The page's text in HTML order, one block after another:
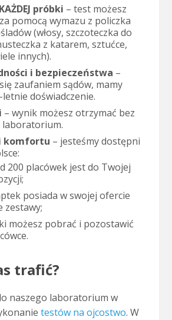
próbki – test możesz
pomocą wymazu z policzka
(włosy, szczoteczka do
z katarem, sztućce,
innych).
i bezpieczeństwa –
zaufaniem sądów, mamy
doświadczenie.
– wynik możesz otrzymać bez
laboratorium.
komfortu – jesteśmy dostępni
200 placówek jest do Twojej
posiada w swojej ofercie
zestawy;
możesz pobrać i pozostawić
trafić?
naszego laboratorium w
testów na ojcostwo. W